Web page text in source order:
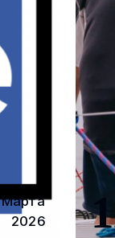
Марта
2026